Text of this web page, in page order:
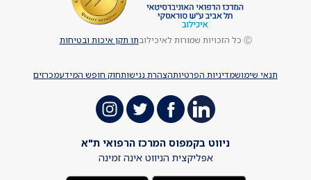
תנאי שימושמדיניות הפרטיותהצהרת נגישותחוק חופש המידעמכרזים
Ⓒ כל הזכויות שמורות לאיכילוב תו תקן איכות ובטיחות
ניווט בקמפוס המרכז הרפואי ת"א
אפליקצית הניווט אינה זמינה